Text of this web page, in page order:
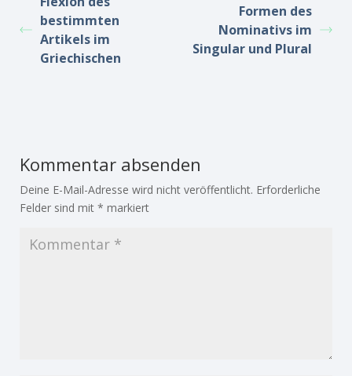
bestimmten
Artikels im
Griechischen
Formen des
Nominativs im
Singular und Plural
Kommentar absenden
Deine E-Mail-Adresse wird nicht veröffentlicht. Erforderliche
Felder sind mit * markiert